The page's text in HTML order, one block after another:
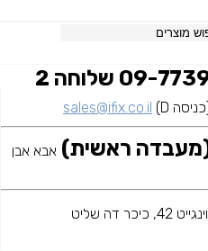
09-7739940 שלוחה 2
sales@ifix.co.il
אבא אבן
וינגייט 42, כיכר דה שליט